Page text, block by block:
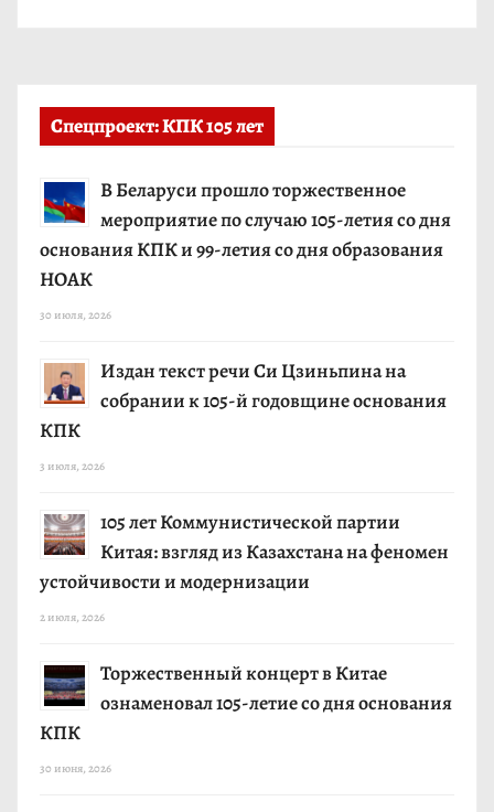
Спецпроект: КПК 105 лет
В Беларуси прошло торжественное
мероприятие по случаю 105-летия со дня
основания КПК и 99-летия со дня образования
НОАК
30 июля, 2026
Издан текст речи Си Цзиньпина на
собрании к 105-й годовщине основания
КПК
3 июля, 2026
105 лет Коммунистической партии
Китая: взгляд из Казахстана на феномен
устойчивости и модернизации
2 июля, 2026
Торжественный концерт в Китае
ознаменовал 105-летие со дня основания
КПК
30 июня, 2026